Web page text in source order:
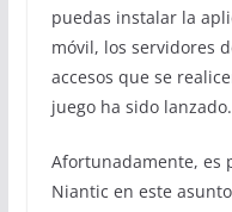
puedas instalar la
móvil, los servidores
accesos que se
juego ha sido lanzado.
Afortunadamente, es
Niantic en este